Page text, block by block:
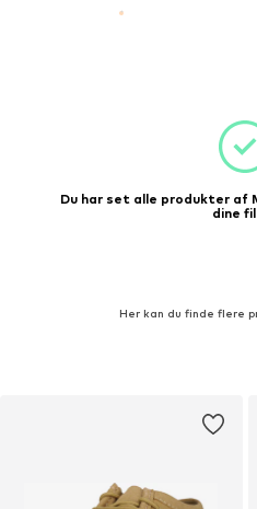
Du har set alle produkter af
dine
Her kan du finde flere